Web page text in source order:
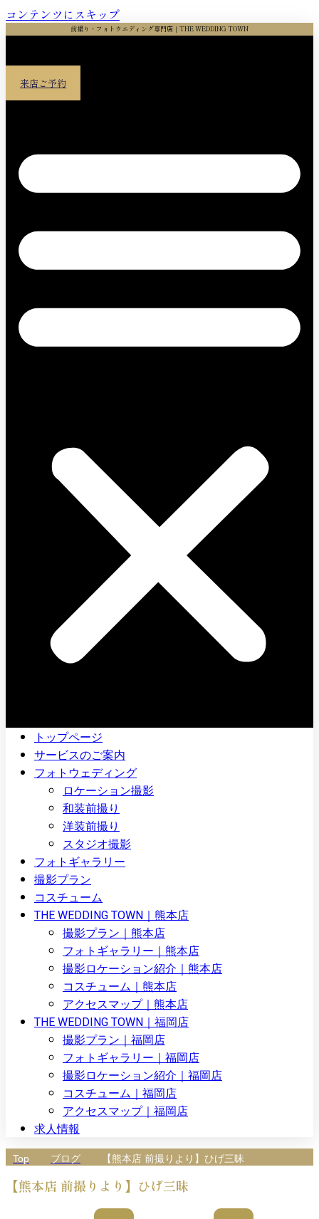
コンテンツにスキップ
前撮り・フォトウエディング専門店｜THE WEDDING TOWN
来店ご予約
トップページ
サービスのご案内
フォトウェディング
ロケーション撮影
和装前撮り
洋装前撮り
スタジオ撮影
フォトギャラリー
撮影プラン
コスチューム
THE WEDDING TOWN｜熊本店
撮影プラン｜熊本店
フォトギャラリー｜熊本店
撮影ロケーション紹介｜熊本店
コスチューム｜熊本店
アクセスマップ｜熊本店
THE WEDDING TOWN｜福岡店
撮影プラン｜福岡店
フォトギャラリー｜福岡店
撮影ロケーション紹介｜福岡店
コスチューム｜福岡店
アクセスマップ｜福岡店
求人情報
Top ブログ 【熊本店 前撮りより】ひげ三昧
【熊本店 前撮りより】ひげ三昧